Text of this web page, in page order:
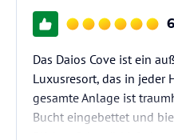
6
Das Daios Cove ist ein
Luxusresort, das in jeder
gesamte Anlage ist
Bucht eingebettet und